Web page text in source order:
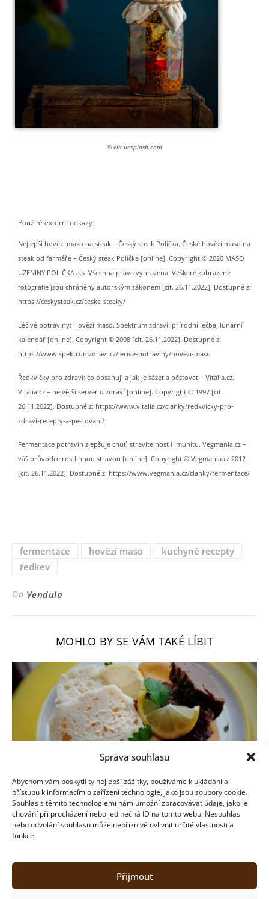
Správa souhlasu
Abychom vám poskytli ty nejlepší zážitky, používáme k ukládání a
přístupu k informacím o zařízení technologie, jako jsou soubory cookie.
Souhlas s těmito technologiemi nám umožní zpracovávat údaje, jako je
chování při procházení nebo jedinečná ID na tomto webu. Nesouhlas
nebo odvolání souhlasu může nepříznivě ovlivnit určité vlastnosti a
funkce.
Přijmout
© via unsplash.com
Použité externí odkazy:
Nejlepší hovězí maso na steak – Český steak Polička. České hovězí maso na
steak od farmáře – Český steak Polička [online]. Copyright © 2020 MASO
UZENINY POLIČKA a.s. Všechna práva vyhrazena. Veškeré zobrazené
fotografie jsou chráněny autorským zákonem [cit. 26.11.2022]. Dostupné z:
https://ceskysteak.cz/ceske-steaky/
Léčivé potraviny: Hovězí maso. Spektrum zdraví: přírodní léčba, lunární
kalendář [online]. Copyright © 2008 [cit. 26.11.2022]. Dostupné z:
https://www.spektrumzdravi.cz/lecive-potraviny/hovezi-maso
Ředkvičky pro zdraví: co obsahují a jak je sázet a pěstovat – Vitalia.cz.
Vitalia.cz – největší server o zdraví [online]. Copyright © 1997 [cit.
26.11.2022]. Dostupné z: https://www.vitalia.cz/clanky/redkvicky-pro-
zdravi-recepty-a-pestovani/
Fermentace potravin zlepšuje chuť, stravitelnost i imunitu. Vegmania.cz –
váš průvodce rostlinnou stravou [online]. Copyright © Vegmania.cz 2012
[cit. 26.11.2022]. Dostupné z: https://www.vegmania.cz/clanky/fermentace/
fermentace hovězí maso
kuchyně recepty
ředkev
Od Vendula
MOHLO BY SE VÁM TAKÉ LÍBIT
Svíčková omáčka – tátovo must have